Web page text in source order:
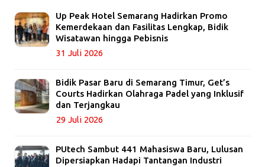
Up Peak Hotel Semarang Hadirkan Promo
Kemerdekaan dan Fasilitas Lengkap, Bidik
Wisatawan hingga Pebisnis
31 Juli 2026
Bidik Pasar Baru di Semarang Timur, Get’s
Courts Hadirkan Olahraga Padel yang Inklusif
dan Terjangkau
29 Juli 2026
PUtech Sambut 441 Mahasiswa Baru, Lulusan
Dipersiapkan Hadapi Tantangan Industri